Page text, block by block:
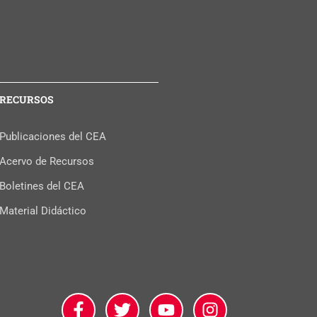
RECURSOS
Publicaciones del CEA
Acervo de Recursos
Boletines del CEA
Material Didáctico